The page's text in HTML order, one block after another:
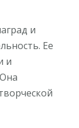
и
Ее
и